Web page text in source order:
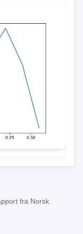
fra Norsk